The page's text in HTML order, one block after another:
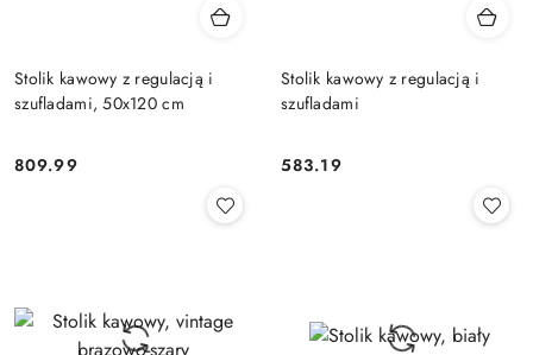
Stolik kawowy z regulacją i
szufladami, 50x120 cm
Cena:
809.99
Stolik kawowy z regulacją i
szufladami
Cena:
583.19